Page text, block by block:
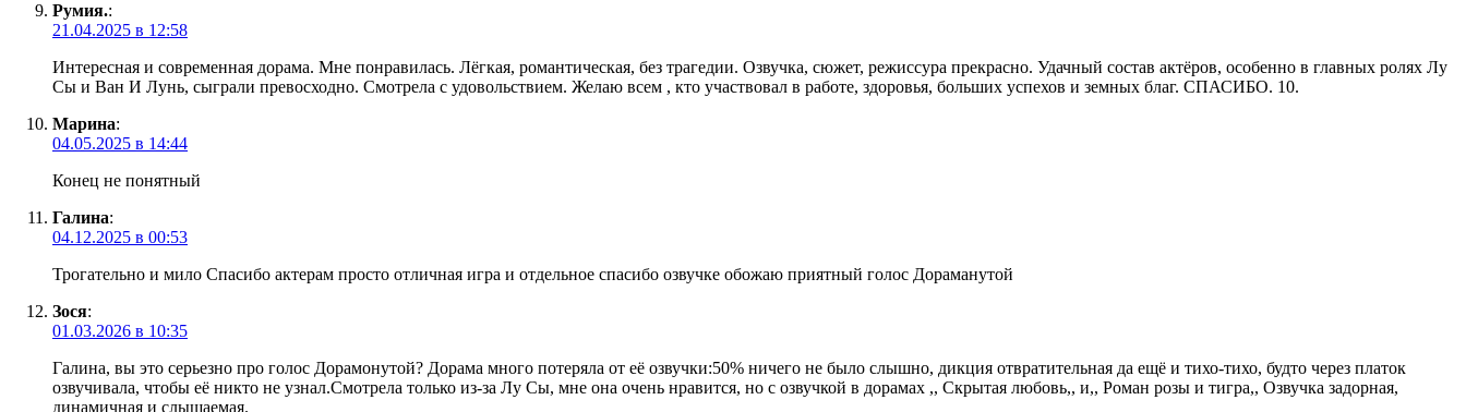
Румия.:
21.04.2025 в 12:58
Интересная и современная дорама. Мне понравилась. Лёгкая, романтическая, без трагедии. Озвучка, сюжет, режиссура прекрасно. Удачный состав актёров, особенно в главных ролях Лу
Сы и Ван И Лунь, сыграли превосходно. Смотрела с удовольствием. Желаю всем , кто участвовал в работе, здоровья, больших успехов и земных благ. СПАСИБО. 10.
Марина:
04.05.2025 в 14:44
Конец не понятный
Галина:
04.12.2025 в 00:53
Трогательно и мило Спасибо актерам просто отличная игра и отдельное спасибо озвучке обожаю приятный голос Дораманутой
Зося:
01.03.2026 в 10:35
Галина, вы это серьезно про голос Дорамонутой? Дорама много потеряла от её озвучки:50% ничего не было слышно, дикция отвратительная да ещё и тихо-тихо, будто через платок
озвучивала, чтобы её никто не узнал.Смотрела только из-за Лу Сы, мне она очень нравится, но с озвучкой в дорамах ,, Скрытая любовь,, и,, Роман розы и тигра,, Озвучка задорная,
динамичная и слышаемая.